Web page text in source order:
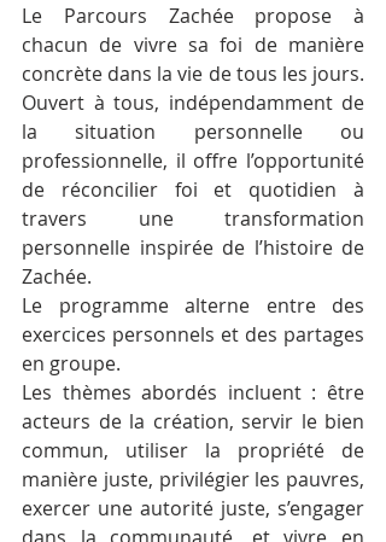
Le Parcours Zachée propose à
chacun de vivre sa foi de manière
concrète dans la vie de tous les jours.
Ouvert à tous, indépendamment de
la situation personnelle ou
professionnelle, il offre l’opportunité
de réconcilier foi et quotidien à
travers une transformation
personnelle inspirée de l’histoire de
Zachée.
Le programme alterne entre des
exercices personnels et des partages
en groupe.
Les thèmes abordés incluent : être
acteurs de la création, servir le bien
commun, utiliser la propriété de
manière juste, privilégier les pauvres,
exercer une autorité juste, s’engager